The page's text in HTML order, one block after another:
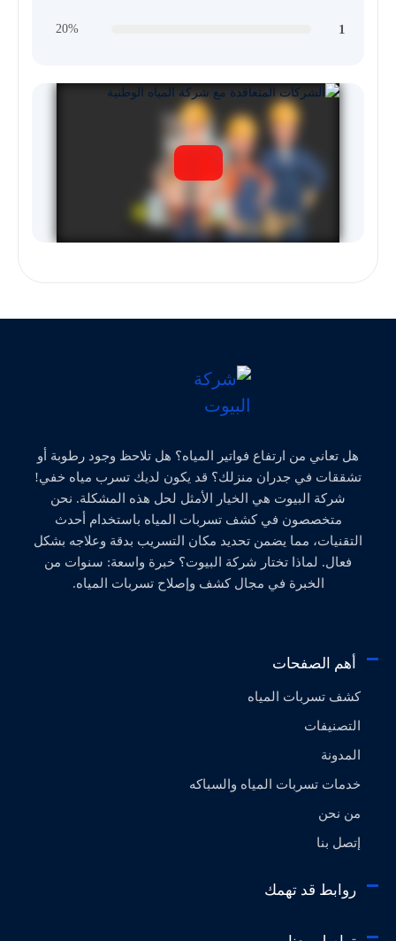
1
20%
هل تعاني من ارتفاع فواتير المياه؟ هل تلاحظ وجود رطوبة أو
تشققات في جدران منزلك؟ قد يكون لديك تسرب مياه خفي!
شركة البيوت هي الخيار الأمثل لحل هذه المشكلة. نحن
متخصصون في كشف تسربات المياه باستخدام أحدث
التقنيات، مما يضمن تحديد مكان التسريب بدقة وعلاجه بشكل
فعال. لماذا تختار شركة البيوت؟ خبرة واسعة: سنوات من
الخبرة في مجال كشف وإصلاح تسربات المياه.
أهم الصفحات
كشف تسربات المياه
التصنيفات
المدونة
خدمات تسربات المياه والسباكه
من نحن
إتصل بنا
روابط قد تهمك